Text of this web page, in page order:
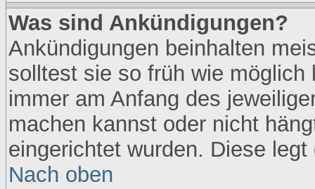
Was sind Ankündigungen?
Ankündigungen beinhalten
solltest sie so früh wie möglich
immer am Anfang des
machen kannst oder nicht
eingerichtet wurden. Diese
Nach oben